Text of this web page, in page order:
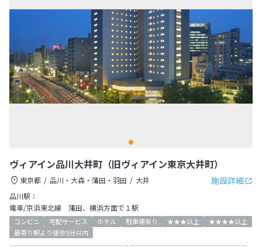
ヴィアイン品川大井町（旧ヴィアイン東京大井町）
施設詳細
東京都 品川・大森・蒲田・羽田
大井
品川駅：
電車/京浜東北線 蒲田、横浜方面で１駅
コンビニ 宅配サービス ホテル 駐車場有り ★★★以上
★★★★以上
最寄り駅より徒歩5分以内